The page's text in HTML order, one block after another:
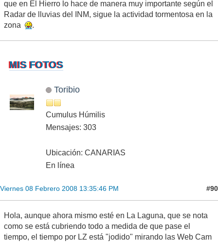
que en El Hierro lo hace de manera muy importante según el
Radar de lluvias del INM, sigue la actividad tormentosa en la
zona
.
MIS FOTOS
Toribio
Cumulus Húmilis
Mensajes: 303
Ubicación: CANARIAS
En línea
Viernes 08 Febrero 2008 13:35:46 PM #90
Hola, aunque ahora mismo esté en La Laguna, que se nota
como se está cubriendo todo a medida de que pase el
tiempo, el tiempo por LZ está "jodido" mirando las Web Cam